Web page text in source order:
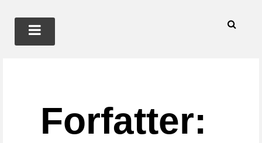
Forfatter: